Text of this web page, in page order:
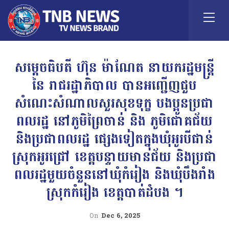
សម្ដេច​ធិបតី​ ហ៊ុន​ ម៉ាណែត​ នាយករដ្ឋមន្ត្រី​
នៃ​ រាជរដ្ឋាភិបាល​ បានអញ្ជេីញ​ជួប
សំណេះសំណាលសួរសុខទុក្ខ បងប្អូនប្រជា
ពលរដ្ឋ នៅភូមិព្រៃចាន់ និង ភូមិជោគជ័យ
និងប្រជាពលរដ្ឋ ផ្សេងទៀតក្នុងឃុំអូរបីជាន់
ស្រុកអូរជ្រៅ ខេត្តបន្ទាយមានជ័យ និងប្រជា
ពលរដ្ឋមួយចំនួននៅឃុំកំរៀង និងឃុំបឹងរាំង
ស្រុកកំរៀង ខេត្តបាត់ដំបង ។
On Dec 6, 2025